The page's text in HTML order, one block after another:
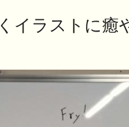
イラストに癒